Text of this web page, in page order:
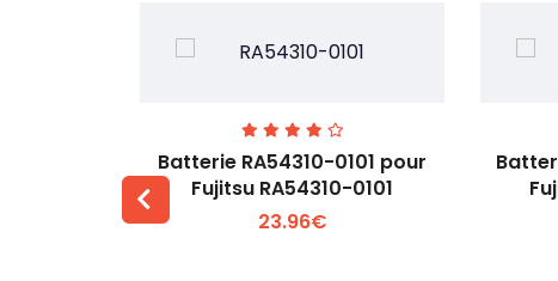
Voir plus +
Batterie RA54310-0101 pour
Fujitsu RA54310-0101
23.96€